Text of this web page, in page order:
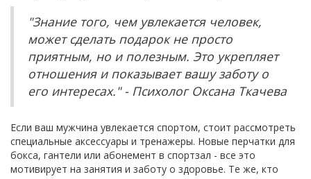
"Знание того, чем увлекается человек,
может сделать подарок не просто
приятным, но и полезным. Это укрепляет
отношения и показывает вашу заботу о
его интересах." - Психолог Оксана Ткачева
Если ваш мужчина увлекается спортом, стоит рассмотреть
специальные аксессуары и тренажеры. Новые перчатки для
бокса, гантели или абонемент в спортзал - все это
мотивирует на занятия и заботу о здоровье. Те же, кто